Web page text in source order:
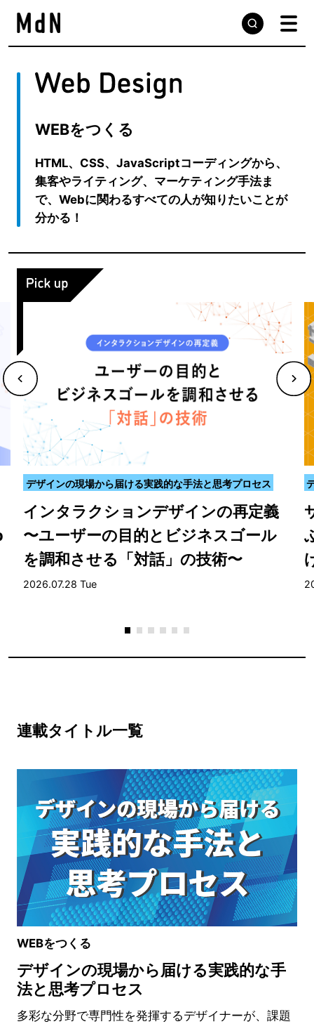
WEBをつくる
HTML、CSS、JavaScriptコーディングから、
集客やライティング、マーケティング手法ま
で、Webに関わるすべての人が知りたいことが
分かる！
デザインの現場から届ける実践的な手法と思考プロセス
インタラクションデザインの再定義
〜ユーザーの目的とビジネスゴール
を調和させる「対話」の技術〜
2026.07.28 Tue
連載タイトル一覧
WEBをつくる
デザインの現場から届ける実践的な手
法と思考プロセス
多彩な分野で専門性を発揮するデザイナーが、課題